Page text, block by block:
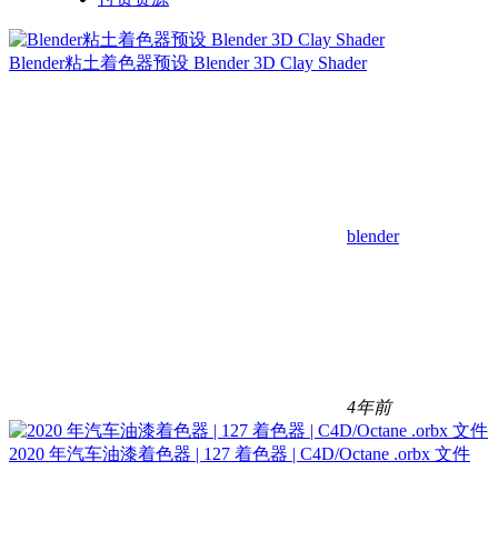
Blender粘土着色器预设 Blender 3D Clay Shader
blender
4年前
2020 年汽车油漆着色器 | 127 着色器 | C4D/Octane .orbx 文件